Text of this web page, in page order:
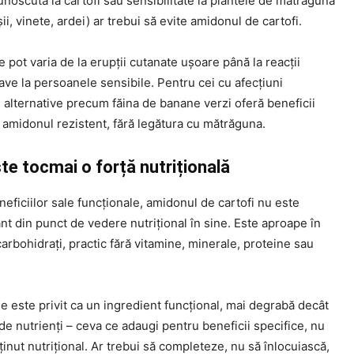
vinete, ardei) ar trebui să evite amidonul de cartofi.
pot varia de la erupții cutanate ușoare până la reacții
la persoanele sensibile. Pentru cei cu afecțiuni
alternative precum făina de banane verzi oferă beneficii
rezistent, fără legătura cu mătrăguna.
tocmai o forță nutrițională
sale funcționale, amidonul de cartofi nu este
din punct de vedere nutrițional în sine. Este aproape în
practic fără vitamine, minerale, proteine ​​sau
este privit ca un ingredient funcțional, mai degrabă decât
nutrienți – ceva ce adaugi pentru beneficii specifice, nu
nutrițional. Ar trebui să completeze, nu să înlocuiască,